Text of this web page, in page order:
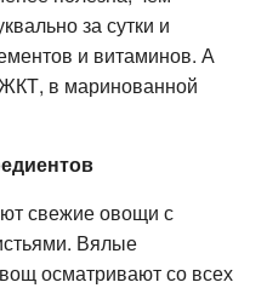
за сутки и
и витаминов. А
в маринованной
свежие овощи с
Вялые
осматривают со всех